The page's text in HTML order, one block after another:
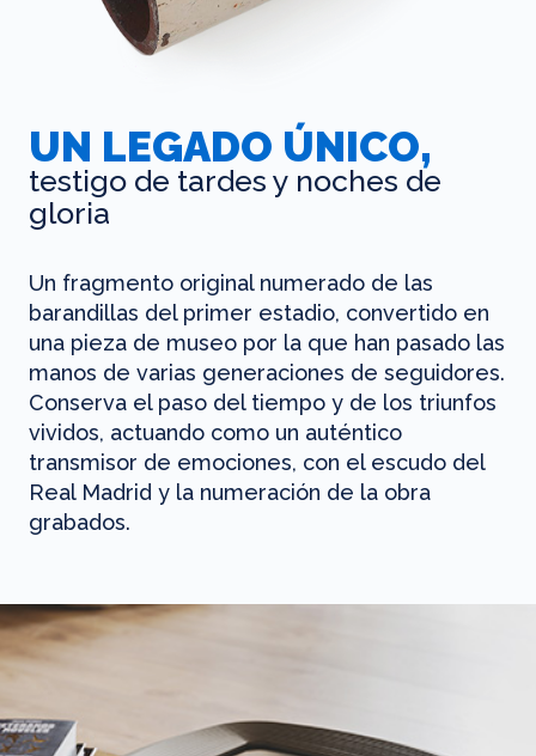
UN LEGADO ÚNICO,
testigo de tardes y noches de
gloria
Un fragmento original numerado de las
barandillas del primer estadio, convertido en
una pieza de museo por la que han pasado las
manos de varias generaciones de seguidores.
Conserva el paso del tiempo y de los triunfos
vividos, actuando como un auténtico
transmisor de emociones, con el escudo del
Real Madrid y la numeración de la obra
grabados.